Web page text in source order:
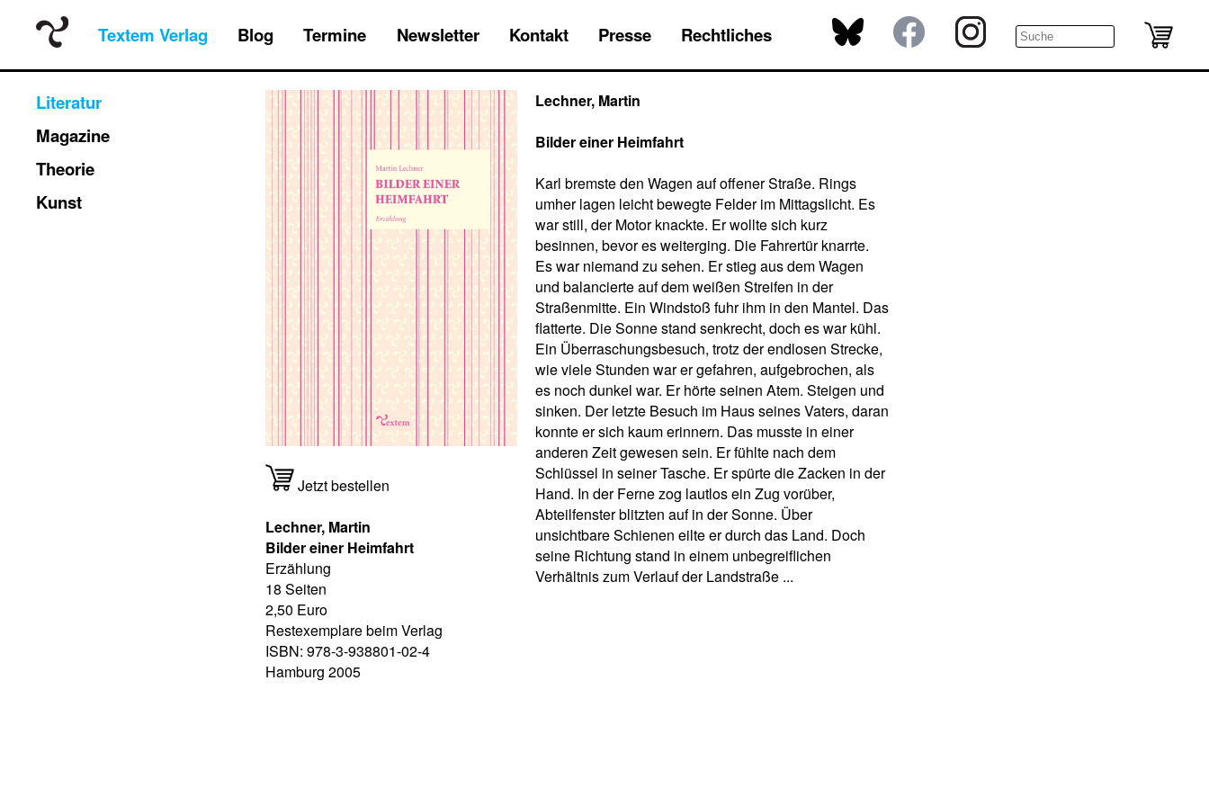
Textem Verlag Blog Termine Newsletter Kontakt Presse Rechtliches
Literatur
Magazine
Theorie
Kunst
Lechner, Martin
Bilder einer Heimfahrt
Karl bremste den Wagen auf offener Straße. Rings
umher lagen leicht bewegte Felder im Mittagslicht. Es
war still, der Motor knackte. Er wollte sich kurz
besinnen, bevor es weiterging. Die Fahrertür knarrte.
Es war niemand zu sehen. Er stieg aus dem Wagen
und balancierte auf dem weißen Streifen in der
Straßenmitte. Ein Windstoß fuhr ihm in den Mantel. Das
flatterte. Die Sonne stand senkrecht, doch es war kühl.
Ein Überraschungsbesuch, trotz der endlosen Strecke,
wie viele Stunden war er gefahren, aufgebrochen, als
es noch dunkel war. Er hörte seinen Atem. Steigen und
sinken. Der letzte Besuch im Haus seines Vaters, daran
konnte er sich kaum erinnern. Das musste in einer
anderen Zeit gewesen sein. Er fühlte nach dem
Schlüssel in seiner Tasche. Er spürte die Zacken in der
Hand. In der Ferne zog lautlos ein Zug vorüber,
Abteilfenster blitzten auf in der Sonne. Über
unsichtbare Schienen eilte er durch das Land. Doch
seine Richtung stand in einem unbegreiflichen
Verhältnis zum Verlauf der Landstraße ...
Jetzt bestellen
Lechner, Martin
Bilder einer Heimfahrt
Erzählung
18 Seiten
2,50 Euro
Restexemplare beim Verlag
ISBN: 978-3-938801-02-4
Hamburg 2005